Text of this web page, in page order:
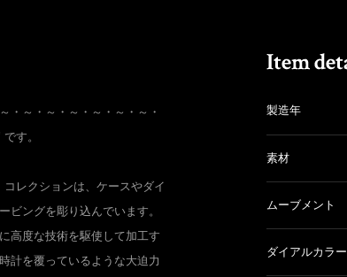
・～・～・～・～・～・～・
す。
レクションは、ケースやダイ
ビングを彫り込んでいます。
高度な技術を駆使して加工す
計を覆っているような大迫力
製造年
素材
ムーブメント
ダイアルカラー